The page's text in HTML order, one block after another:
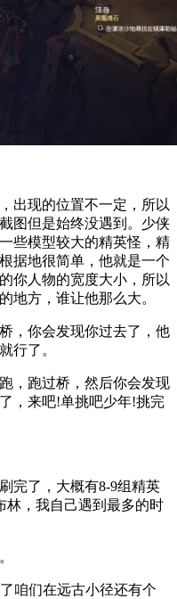
现的位置不一定，所以
图但是始终没遇到。少侠
些模型较大的精英怪，精
据地很简单，他就是一个
你人物的宽度大小，所以
地方，谁让他那么大。
，你会发现你过去了，他
行了。
，跑过桥，然后你会发现
，来吧!单挑吧少年!挑完
了，大概有8-9组精英
林，我自己遇到最多的时
们在远古小径还有个